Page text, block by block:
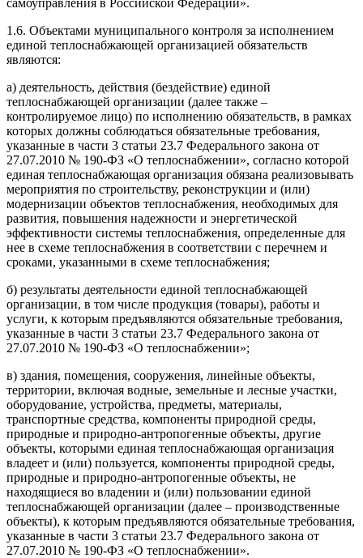
1.6. Объектами муниципального контроля за исполнением
единой теплоснабжающей организацией обязательств
являются:
а) деятельность, действия (бездействие) единой
теплоснабжающей организации (далее также –
контролируемое лицо) по исполнению обязательств, в рамках
которых должны соблюдаться обязательные требования,
указанные в части 3 статьи 23.7 Федерального закона от
27.07.2010 № 190-ФЗ «О теплоснабжении», согласно которой
единая теплоснабжающая организация обязана реализовывать
мероприятия по строительству, реконструкции и (или)
модернизации объектов теплоснабжения, необходимых для
развития, повышения надежности и энергетической
эффективности системы теплоснабжения, определенные для
нее в схеме теплоснабжения в соответствии с перечнем и
сроками, указанными в схеме теплоснабжения;
б) результаты деятельности единой теплоснабжающей
организации, в том числе продукция (товары), работы и
услуги, к которым предъявляются обязательные требования,
указанные в части 3 статьи 23.7 Федерального закона от
27.07.2010 № 190-ФЗ «О теплоснабжении»;
в) здания, помещения, сооружения, линейные объекты,
территории, включая водные, земельные и лесные участки,
оборудование, устройства, предметы, материалы,
транспортные средства, компоненты природной среды,
природные и природно-антропогенные объекты, другие
объекты, которыми единая теплоснабжающая организация
владеет и (или) пользуется, компоненты природной среды,
природные и природно-антропогенные объекты, не
находящиеся во владении и (или) пользовании единой
теплоснабжающей организации (далее – производственные
объекты), к которым предъявляются обязательные требования,
указанные в части 3 статьи 23.7 Федерального закона от
27.07.2010 № 190-ФЗ «О теплоснабжении».